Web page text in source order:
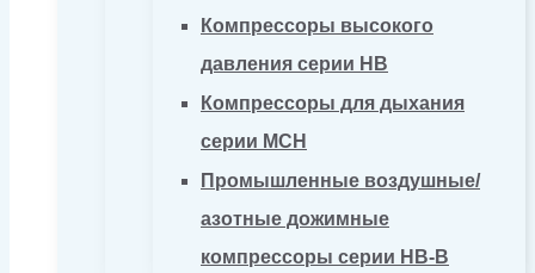
Компрессоры высокого
давления серии HB
Компрессоры для дыхания
серии MCH
Промышленные воздушные/
азотные дожимные
компрессоры серии HB-B